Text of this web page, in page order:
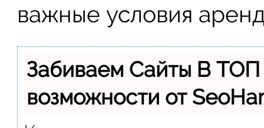
важные условия
Забиваем Сайты В
возможности от